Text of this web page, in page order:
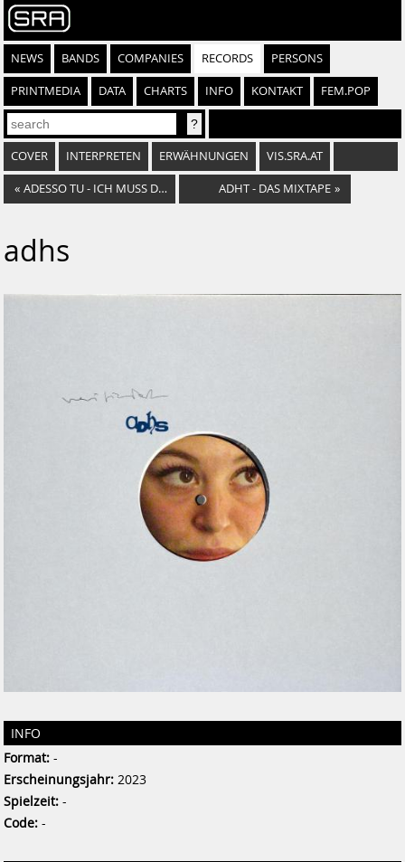
NEWS BANDS COMPANIES RECORDS PERSONS
PRINTMEDIA DATA CHARTS INFO KONTAKT FEM.POP
COVER INTERPRETEN ERWÄHNUNGEN VIS.SRA.AT
« ADESSO TU - ICH MUSS DA DURCH / NUR DU ADHT - DAS MIXTAPE »
adhs
INFO
Format: -
Erscheinungsjahr: 2023
Spielzeit: -
Code: -